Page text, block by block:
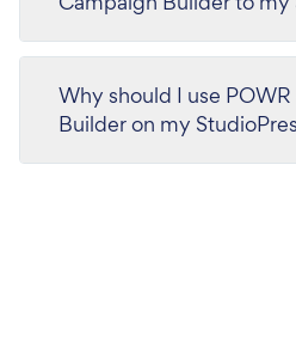
Why should I use
Builder on my